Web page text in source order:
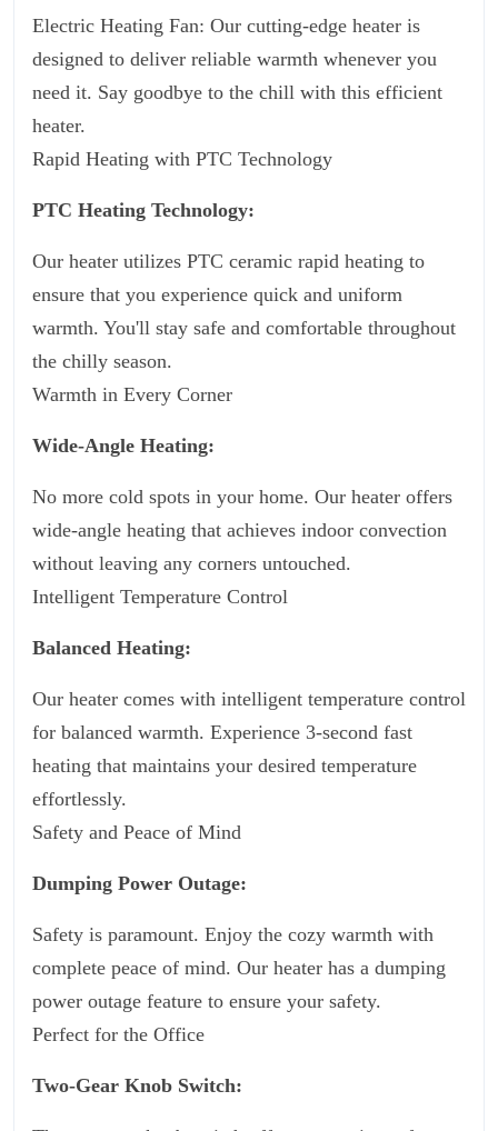
Electric Heating Fan: Our cutting-edge heater is
designed to deliver reliable warmth whenever you
need it. Say goodbye to the chill with this efficient
heater.
Rapid Heating with PTC Technology
PTC Heating Technology:
Our heater utilizes PTC ceramic rapid heating to
ensure that you experience quick and uniform
warmth. You'll stay safe and comfortable throughout
the chilly season.
Warmth in Every Corner
Wide-Angle Heating:
No more cold spots in your home. Our heater offers
wide-angle heating that achieves indoor convection
without leaving any corners untouched.
Intelligent Temperature Control
Balanced Heating:
Our heater comes with intelligent temperature control
for balanced warmth. Experience 3-second fast
heating that maintains your desired temperature
effortlessly.
Safety and Peace of Mind
Dumping Power Outage:
Safety is paramount. Enjoy the cozy warmth with
complete peace of mind. Our heater has a dumping
power outage feature to ensure your safety.
Perfect for the Office
Two-Gear Knob Switch: